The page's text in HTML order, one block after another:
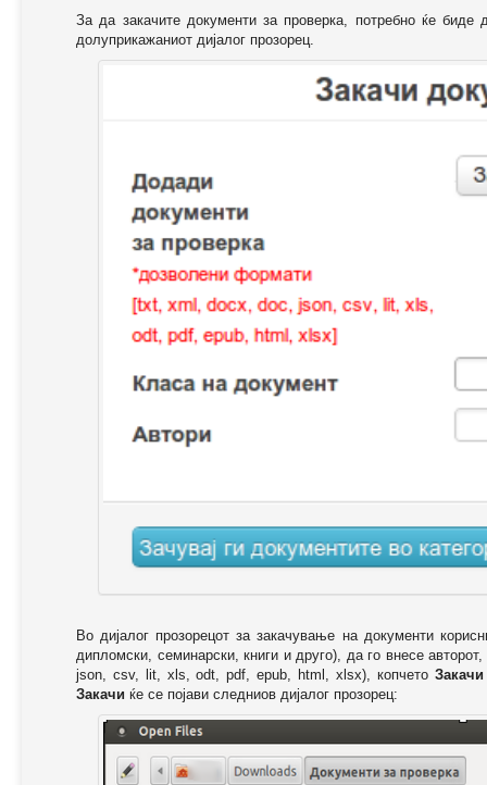
За да закачите документи за проверка, потребно ќе биде
долуприкажаниот дијалог прозорец.
Во дијалог прозорецот за закачување на документи
дипломски, семинарски, книги и друго), да го внесе
json, csv, lit, xls, odt, pdf, epub, html, xlsx), копчето Закачи
Закачи ќе се појави следниов дијалог прозорец: